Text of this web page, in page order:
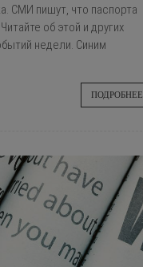
СМИ пишут, что паспорта
об этой и других
недели. Синим
ПОДРОБНЕЕ